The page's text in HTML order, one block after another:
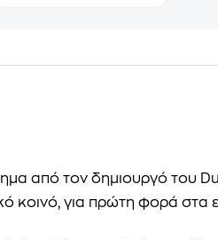
από τον δημιουργό του
για πρώτη φορά στα